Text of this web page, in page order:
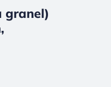
granel)